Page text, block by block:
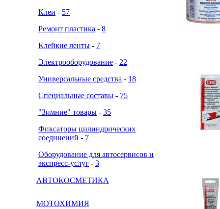
Клеи - 57
Ремонт пластика - 8
Клейкие ленты - 7
Электрооборудование - 22
Универсальные средства - 18
Специальные составы - 75
"Зимние" товары - 35
Фиксаторы цилиндрических
соединений - 7
Оборудование для автосервисов и
экспресс-услуг - 3
АВТОКОСМЕТИКА
МОТОХИМИЯ